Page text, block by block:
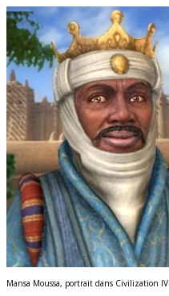
Mansa Moussa, portrait dans Civilization IV